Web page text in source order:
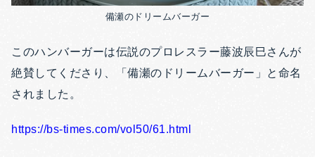
備瀬のドリームバーガー
このハンバーガーは伝説のプロレスラー藤波辰巳さんが
絶賛してくださり、「備瀬のドリームバーガー」と命名
されました。
https://bs-times.com/vol50/61.html